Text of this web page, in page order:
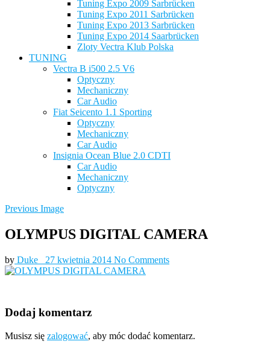
Tuning Expo 2009 Sarbrücken
Tuning Expo 2011 Sarbrücken
Tuning Expo 2013 Sarbrücken
Tuning Expo 2014 Saarbrücken
Zloty Vectra Klub Polska
TUNING
Vectra B i500 2.5 V6
Optyczny
Mechaniczny
Car Audio
Fiat Seicento 1.1 Sporting
Optyczny
Mechaniczny
Car Audio
Insignia Ocean Blue 2.0 CDTI
Car Audio
Mechaniczny
Optyczny
Previous Image
OLYMPUS DIGITAL CAMERA
by Duke_ 27 kwietnia 2014 No Comments
Dodaj komentarz
Musisz się zalogować, aby móc dodać komentarz.